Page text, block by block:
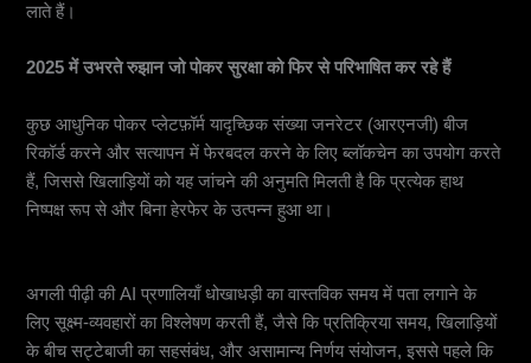
लाते हैं।
2025 में उभरते रुझान जो पोकर सुरक्षा को फिर से परिभाषित कर रहे हैं
कुछ आधुनिक पोकर प्लेटफ़ॉर्म यादृच्छिक संख्या जनरेटर (आरएनजी) बीज
रिकॉर्ड करने और सत्यापन में फेरबदल करने के लिए ब्लॉकचेन का उपयोग करते
हैं, जिससे खिलाड़ियों को यह जांचने की अनुमति मिलती है कि प्रत्येक हाथ
निष्पक्ष रूप से और बिना हेरफेर के उत्पन्न हुआ था।
अगली पीढ़ी की AI प्रणालियाँ धोखाधड़ी का वास्तविक समय में पता लगाने के
लिए सूक्ष्म-व्यवहारों का विश्लेषण करती हैं, जैसे कि प्रतिक्रिया समय, खिलाड़ियों
के बीच सट्टेबाजी का सहसंबंध, और असामान्य निर्णय संयोजन, इससे पहले कि